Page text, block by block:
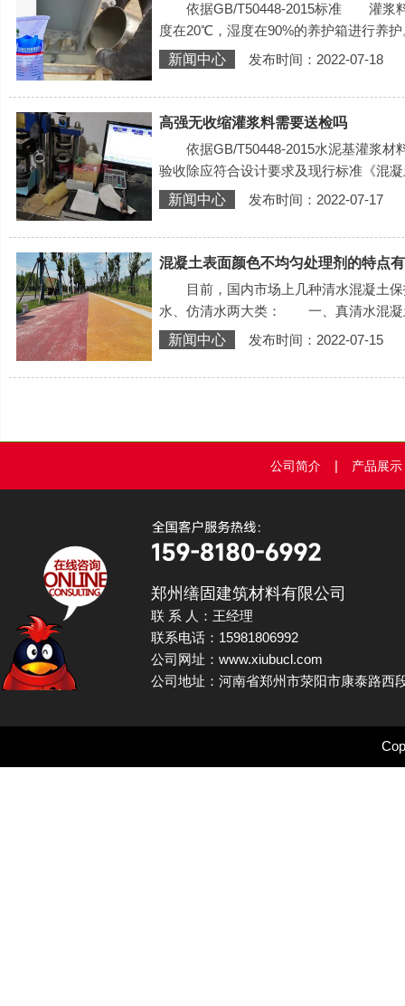
依据GB/T50448-2015标准 灌浆料
度在20℃，湿度在90%的养护箱进行
新闻中心
发布时间：2022-07-18
高强无收缩灌浆料需要送检吗
依据GB/T50448-2015水泥基灌浆
验收除应符合设计要求及现行标准《混
新闻中心
发布时间：2022-07-17
混凝土表面颜色不均匀处理剂的特点
目前，国内市场上几种清水混凝土保
水、仿清水两大类： 一、真清水混
新闻中心
发布时间：2022-07-15
公司简介 | 产品展示
郑州缮固建筑材料有限公司
联 系 人：王经理
联系电话：15981806992
公司网址：www.xiubucl.com
公司地址：河南省郑州市荥阳市康泰路西